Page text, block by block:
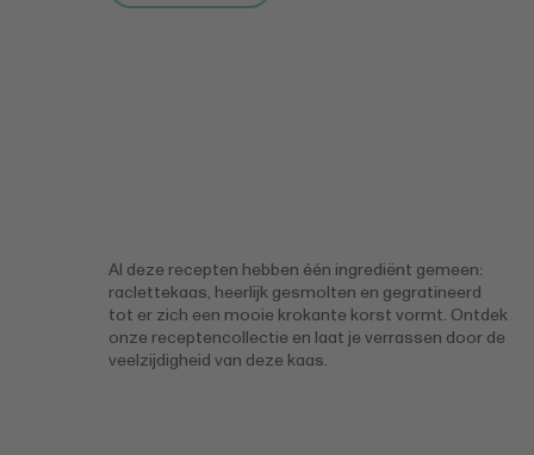
Al deze recepten hebben één ingrediënt gemeen:
raclettekaas, heerlijk gesmolten en gegratineerd
tot er zich een mooie krokante korst vormt. Ontdek
onze receptencollectie en laat je verrassen door de
veelzijdigheid van deze kaas.